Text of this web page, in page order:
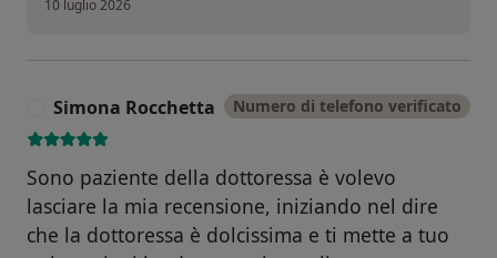
10 luglio 2026
Simona Rocchetta Numero di telefono verificato
Sono paziente della dottoressa è volevo
lasciare la mia recensione, iniziando nel dire
che la dottoressa è dolcissima e ti mette a tuo